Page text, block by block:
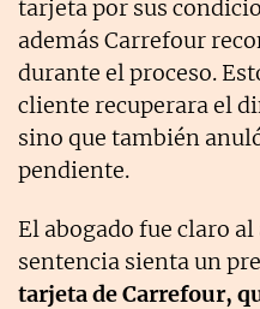
tarjeta por sus
además Carrefour
durante el proceso.
cliente recuperara el
sino que también
pendiente.
El abogado fue claro
sentencia sienta un
tarjeta de Carrefour,